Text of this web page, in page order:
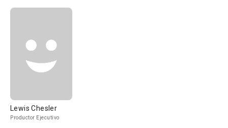
Lewis Chesler
Productor Ejecutivo